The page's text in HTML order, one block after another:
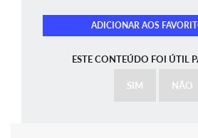
ADICIONAR AOS
ESTE CONTEÚDO FOI ÚTIL
SIM NÃO